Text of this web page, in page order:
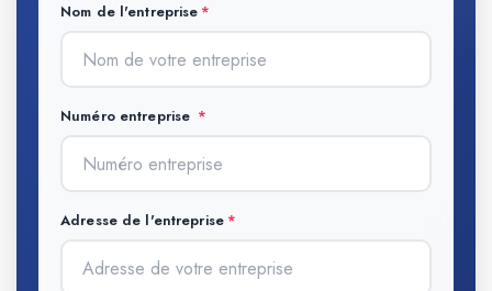
Nom de l'entreprise
Numéro entreprise
Adresse de l'entreprise